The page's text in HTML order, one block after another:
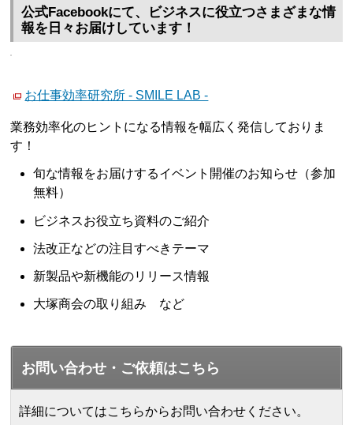
公式Facebookにて、ビジネスに役立つさまざまな情
報を日々お届けしています！
お仕事効率研究所 - SMILE LAB -
業務効率化のヒントになる情報を幅広く発信しておりま
す！
旬な情報をお届けするイベント開催のお知らせ（参加
無料）
ビジネスお役立ち資料のご紹介
法改正などの注目すべきテーマ
新製品や新機能のリリース情報
大塚商会の取り組み など
お問い合わせ・ご依頼はこちら
詳細についてはこちらからお問い合わせください。